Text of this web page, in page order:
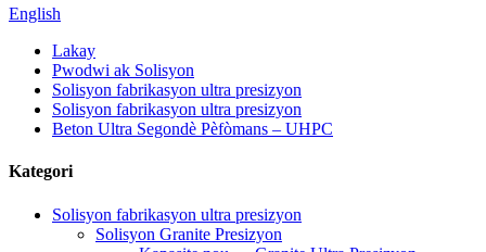
English
Lakay
Pwodwi ak Solisyon
Solisyon fabrikasyon ultra presizyon
Solisyon fabrikasyon ultra presizyon
Beton Ultra Segondè Pèfòmans – UHPC
Kategori
Solisyon fabrikasyon ultra presizyon
Solisyon Granite Presizyon